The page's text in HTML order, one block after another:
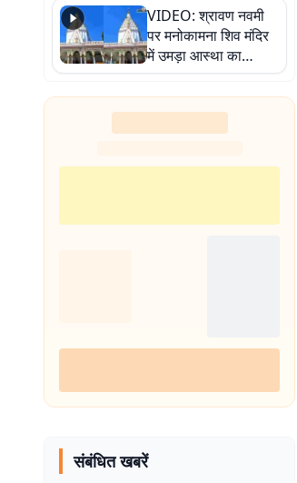
VIDEO: श्रावण नवमी
पर मनोकामना शिव मंदिर
में उमड़ा आस्था का
सैलाब, हर-हर महादेव के
जयघोष से गूंजा परिसर
संबंधित खबरें